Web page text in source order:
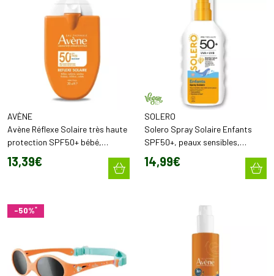
AVÈNE
Avène Réflexe Solaire très haute
protection SPF50+ bébé,
enfants, adultes (30 ml)
13,39€
SOLERO
Solero Spray Solaire Enfants
SPF50+, peaux sensibles,
résistant à l'eau (200 ml)
14,99€
-50%*